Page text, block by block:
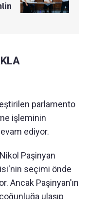
parlamento
işleminin
ediyor.
Paşinyan
seçimi önde
Ancak Paşinyan'ın
ulaşıp